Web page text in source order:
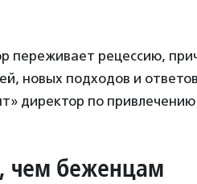
переживает рецессию,
новых подходов и
директор по привлечению
чем беженцам